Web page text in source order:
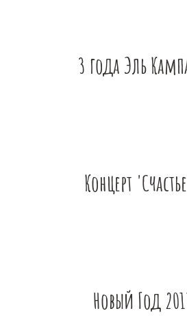
3 года Эль
Концерт
Новый Год